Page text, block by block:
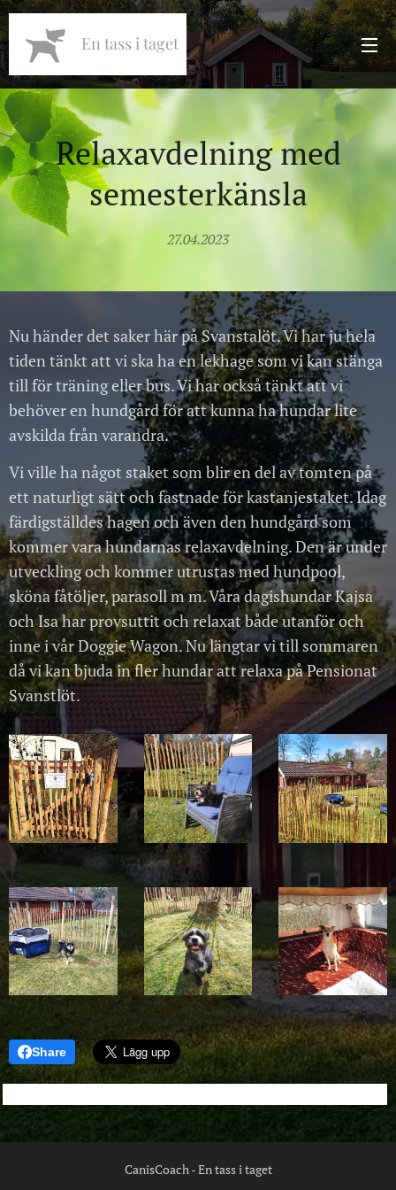
En tass i taget
Relaxavdelning med
semesterkänsla
27.04.2023
Nu händer det saker här på Svanstalöt. Vi har ju hela
tiden tänkt att vi ska ha en lekhage som vi kan stänga
till för träning eller bus. Vi har också tänkt att vi
behöver en hundgård för att kunna ha hundar lite
avskilda från varandra.
Vi ville ha något staket som blir en del av tomten på
ett naturligt sätt och fastnade för kastanjestaket. Idag
färdigställdes hagen och även den hundgård som
kommer vara hundarnas relaxavdelning. Den är under
utveckling och kommer utrustas med hundpool,
sköna fåtöljer, parasoll m m. Våra dagishundar Kajsa
och Isa har provsuttit och relaxat både utanför och
inne i vår Doggie Wagon. Nu längtar vi till sommaren
då vi kan bjuda in fler hundar att relaxa på Pensionat
Svanstlöt.
Share
CanisCoach - En tass i taget